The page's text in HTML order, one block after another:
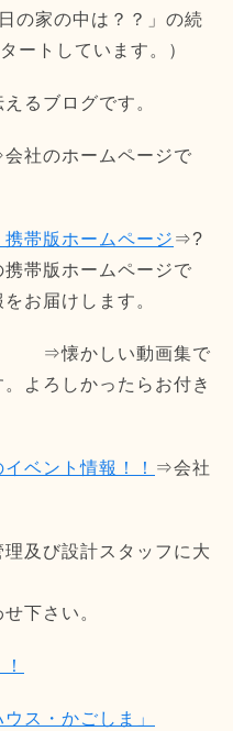
の家の中は？？」の続
ートしています。）
るブログです。
社のホームページで
帯版ホームページ ⇒?
帯版ホームページで
お届けします。
懐かしい動画集で
よろしかったらお付き
ベント情報！！ ⇒会社
及び設計スタッフに大
下さい。
ス・かごしま」